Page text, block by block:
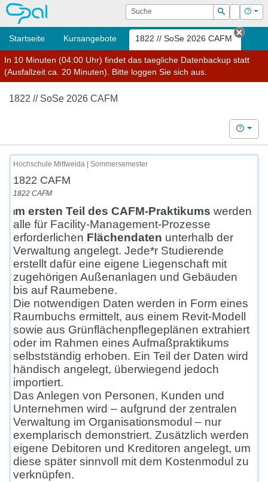
OPAL Suche
Suchen
Login Hilfe
Startseite Kursangebote 1822 // SoSe 2026 CAFM
Tab
In 10 Minuten (04:00 Uhr) findet das taegliche Datenbackup statt
(Ausfallzeit ca. 20 Minuten). Bitte loggen Sie sich aus.
1822 // SoSe 2026 CAFM
Hilfe
Hochschule Mittweida | Sommersemester
1822 CAFM
1822 CAFM
m ersten Teil des CAFM-Praktikums werden
alle für Facility-Management-Prozesse
erforderlichen Flächendaten unterhalb der
Verwaltung angelegt. Jede*r Studierende
erstellt dafür eine eigene Liegenschaft mit
zugehörigen Außenanlagen und Gebäuden
bis auf Raumebene.
Die notwendigen Daten werden in Form eines
Raumbuchs ermittelt, aus einem Revit-Modell
sowie aus Grünflächenpflegeplänen extrahiert
oder im Rahmen eines Aufmaßpraktikums
selbstständig erhoben. Ein Teil der Daten wird
händisch angelegt, überwiegend jedoch
importiert.
Das Anlegen von Personen, Kunden und
Unternehmen wird – aufgrund der zentralen
Verwaltung im Organisationsmodul – nur
exemplarisch demonstriert. Zusätzlich werden
eigene Debitoren und Kreditoren angelegt, um
diese später sinnvoll mit dem Kostenmodul zu
verknüpfen.